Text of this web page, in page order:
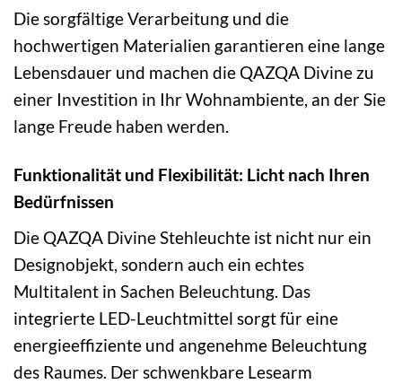
Die sorgfältige Verarbeitung und die
hochwertigen Materialien garantieren eine lange
Lebensdauer und machen die QAZQA Divine zu
einer Investition in Ihr Wohnambiente, an der Sie
lange Freude haben werden.
Funktionalität und Flexibilität: Licht nach Ihren
Bedürfnissen
Die QAZQA Divine Stehleuchte ist nicht nur ein
Designobjekt, sondern auch ein echtes
Multitalent in Sachen Beleuchtung. Das
integrierte LED-Leuchtmittel sorgt für eine
energieeffiziente und angenehme Beleuchtung
des Raumes. Der schwenkbare Lesearm